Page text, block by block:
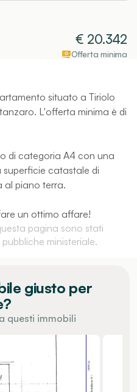
€ 20.342
Offerta minima
situato a Tiriolo
L'offerta minima è di
di categoria A4 con una
catastale di
al piano terra.
un ottimo affare!
pagina sono stati
ministeriale.
giusto per
questi immobili